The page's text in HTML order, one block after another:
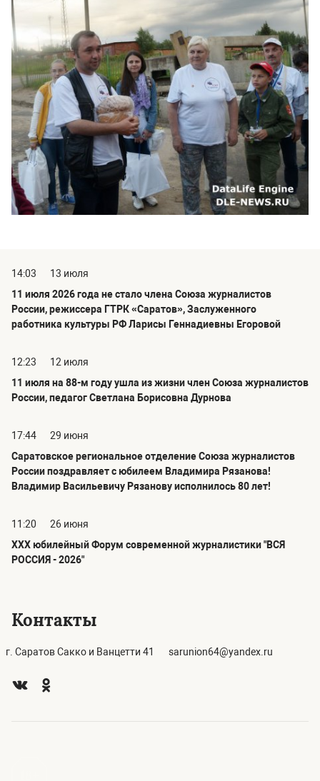
14:03
13 июля
11 июля 2026 года не стало члена Союза журналистов
России, режиссера ГТРК «Саратов», Заслуженного
работника культуры РФ Ларисы Геннадиевны Егоровой
12:23
12 июля
11 июля на 88-м году ушла из жизни член Союза журналистов
России, педагог Светлана Борисовна Дурнова
17:44
29 июня
Саратовское региональное отделение Союза журналистов
России поздравляет с юбилеем Владимира Рязанова!
Владимир Васильевичу Рязанову исполнилось 80 лет!
11:20
26 июня
ХХХ юбилейный Форум современной журналистики "ВСЯ
РОССИЯ - 2026"
Контакты
г. Саратов Сакко и Ванцетти 41 sarunion64@yandex.ru